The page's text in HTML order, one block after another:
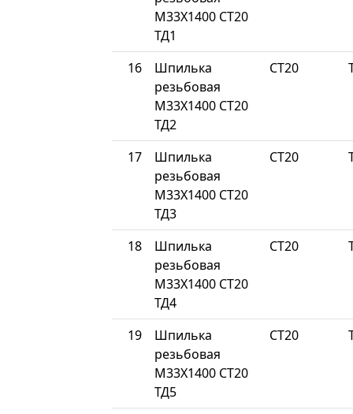
М33Х1400 СТ20
ТД1
16
Шпилька
резьбовая
М33Х1400 СТ20
ТД2
СТ20
17
Шпилька
резьбовая
М33Х1400 СТ20
ТД3
СТ20
18
Шпилька
резьбовая
М33Х1400 СТ20
ТД4
СТ20
19
Шпилька
резьбовая
М33Х1400 СТ20
ТД5
СТ20